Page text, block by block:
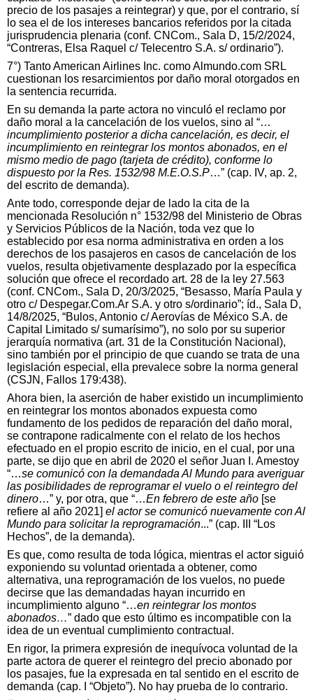
precio de los pasajes a reintegrar) y que, por el contrario, sí
lo sea el de los intereses bancarios referidos por la citada
jurisprudencia plenaria (conf. CNCom., Sala D, 15/2/2024,
“Contreras, Elsa Raquel c/ Telecentro S.A. s/ ordinario”).
7°) Tanto American Airlines Inc. como Almundo.com SRL
cuestionan los resarcimientos por daño moral otorgados en
la sentencia recurrida.
En su demanda la parte actora no vinculó el reclamo por
daño moral a la cancelación de los vuelos, sino al “…
incumplimiento posterior a dicha cancelación, es decir, el
incumplimiento en reintegrar los montos abonados, en el
mismo medio de pago (tarjeta de crédito), conforme lo
dispuesto por la Res. 1532/98 M.E.O.S.P…” (cap. IV, ap. 2,
del escrito de demanda).
Ante todo, corresponde dejar de lado la cita de la
mencionada Resolución n° 1532/98 del Ministerio de Obras
y Servicios Públicos de la Nación, toda vez que lo
establecido por esa norma administrativa en orden a los
derechos de los pasajeros en casos de cancelación de los
vuelos, resulta objetivamente desplazado por la específica
solución que ofrece el recordado art. 28 de la ley 27.563
(conf. CNCom., Sala D, 20/3/2025, “Besasso, María Paula y
otro c/ Despegar.Com.Ar S.A. y otro s/ordinario”; íd., Sala D,
14/8/2025, “Bulos, Antonio c/ Aerovías de México S.A. de
Capital Limitado s/ sumarísimo”), no solo por su superior
jerarquía normativa (art. 31 de la Constitución Nacional),
sino también por el principio de que cuando se trata de una
legislación especial, ella prevalece sobre la norma general
(CSJN, Fallos 179:438).
Ahora bien, la aserción de haber existido un incumplimiento
en reintegrar los montos abonados expuesta como
fundamento de los pedidos de reparación del daño moral,
se contrapone radicalmente con el relato de los hechos
efectuado en el propio escrito de inicio, en el cual, por una
parte, se dijo que en abril de 2020 el señor Juan I. Amestoy
“…se comunicó con la demandada Al Mundo para averiguar
las posibilidades de reprogramar el vuelo o el reintegro del
dinero…” y, por otra, que “…En febrero de este año [se
refiere al año 2021] el actor se comunicó nuevamente con Al
Mundo para solicitar la reprogramación...” (cap. III “Los
Hechos”, de la demanda).
Es que, como resulta de toda lógica, mientras el actor siguió
exponiendo su voluntad orientada a obtener, como
alternativa, una reprogramación de los vuelos, no puede
decirse que las demandadas hayan incurrido en
incumplimiento alguno “…en reintegrar los montos
abonados…” dado que esto último es incompatible con la
idea de un eventual cumplimiento contractual.
En rigor, la primera expresión de inequívoca voluntad de la
parte actora de querer el reintegro del precio abonado por
los pasajes, fue la expresada en tal sentido en el escrito de
demanda (cap. I “Objeto”). No hay prueba de lo contrario.